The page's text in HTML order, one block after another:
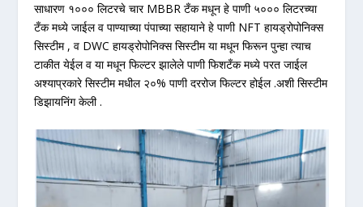
साधारण १००० लिटरचे चार MBBR टँक मधून हे पाणी ५००० लिटरच्या
टँक मध्ये जाईल व पाण्याच्या पंपाच्या सहायाने हे पाणी NFT हायड्रोपोनिक्स
सिस्टीम , व DWC हायड्रोपोनिक्स सिस्टीम या मधून फिरून पुन्हा त्याच
टाकीत येईल व या मधून फिल्टर झालेले पाणी फिशटँक मध्ये परत जाईल
अश्याप्रकारे सिस्टीम मधील २०% पाणी दररोज फिल्टर होईल .अशी सिस्टीम
डिझायनिंग केली .